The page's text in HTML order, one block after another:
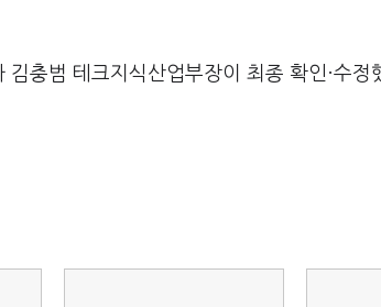
충범 테크지식산업부장이 최종 확인·수정